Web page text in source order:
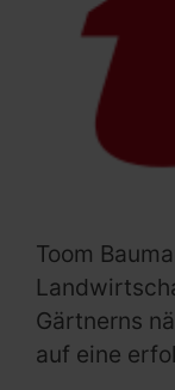
Toom
Gärtnerns
auf eine